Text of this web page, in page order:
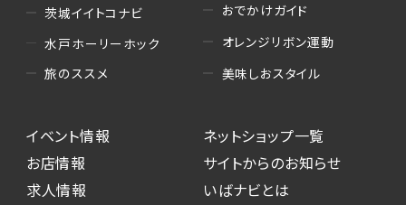
茨城イイトコナビ
水戸ホーリーホック
旅のススメ
おでかけガイド
オレンジリボン運動
美味しおスタイル
イベント情報
お店情報
求人情報
ネットショップ一覧
サイトからのお知らせ
いばナビとは